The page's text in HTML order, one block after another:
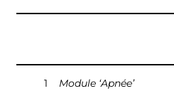
1 Module ‘Apnée’